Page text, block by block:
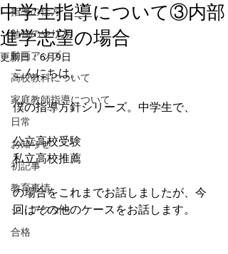
指導の仕方
勉強のやり方
動画アップ
高校教科について
家庭教師指導について
日常
お知らせ
初記事
教育事情
ジ・アフター
合格
中学生指導について③内部
進学志望の場合
更新日：6月9日
﻿こんにちは。
僕の指導方針シリーズ。中学生で、
公立高校受験
私立高校推薦
の場合をこれまでお話しましたが、今
回はその他のケースをお話します。